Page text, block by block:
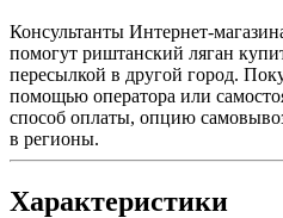
Консультанты Интернет-
помогут риштанский ляган
пересылкой в другой город.
помощью оператора или
способ оплаты, опцию
в регионы.
Характеристики